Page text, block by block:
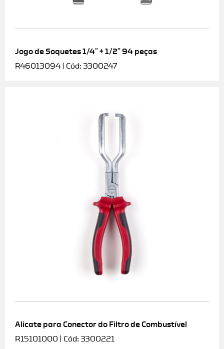
Jogo de Soquetes 1/4″ + 1/2″ 94 peças
R46013094 | Cód: 3300247
Alicate para Conector do Filtro de Combustível
R15101000 | Cód: 3300221